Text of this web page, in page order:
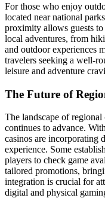
For those who enjoy
located near national
proximity allows guests
local adventures, from
and outdoor experiences
travelers seeking a well-
leisure and adventure
The Future of
The landscape of
continues to advance.
casinos are incorporating
experience. Some
players to check game
tailored promotions,
integration is crucial for
digital and physical